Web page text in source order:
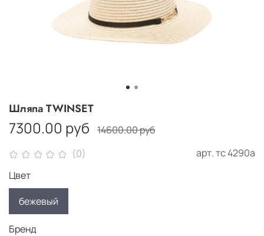
(0) арт.тс 4290а
Шляпа TWINSET
7300.00 руб 14600.00 руб
Цвет
бежевый
Бренд